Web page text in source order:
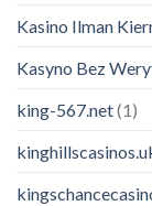
Kasino Ilman
Kasyno Bez
king-567.net(1)